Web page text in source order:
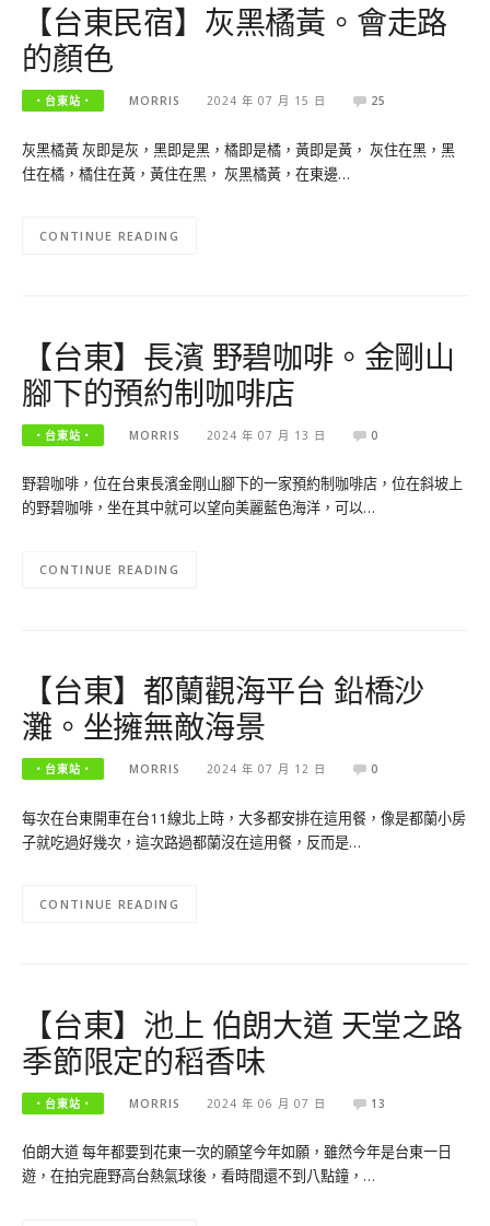
【台東民宿】灰黑橘黃。會走路
的顏色
‧台東站‧ MORRIS 2024 年 07 月 15 日 25
灰黑橘黃 灰即是灰，黑即是黑，橘即是橘，黃即是黃， 灰住在黑，黑
住在橘，橘住在黃，黃住在黑， 灰黑橘黃，在東邊…
CONTINUE READING
【台東】長濱 野碧咖啡。金剛山
腳下的預約制咖啡店
‧台東站‧ MORRIS 2024 年 07 月 13 日 0
野碧咖啡，位在台東長濱金剛山腳下的一家預約制咖啡店，位在斜坡上
的野碧咖啡，坐在其中就可以望向美麗藍色海洋，可以…
CONTINUE READING
【台東】都蘭觀海平台 鉛橋沙
灘。坐擁無敵海景
‧台東站‧ MORRIS 2024 年 07 月 12 日 0
每次在台東開車在台11線北上時，大多都安排在這用餐，像是都蘭小房
子就吃過好幾次，這次路過都蘭沒在這用餐，反而是…
CONTINUE READING
【台東】池上 伯朗大道 天堂之路
季節限定的稻香味
‧台東站‧ MORRIS 2024 年 06 月 07 日 13
伯朗大道 每年都要到花東一次的願望今年如願，雖然今年是台東一日
遊，在拍完鹿野高台熱氣球後，看時間還不到八點鐘，…